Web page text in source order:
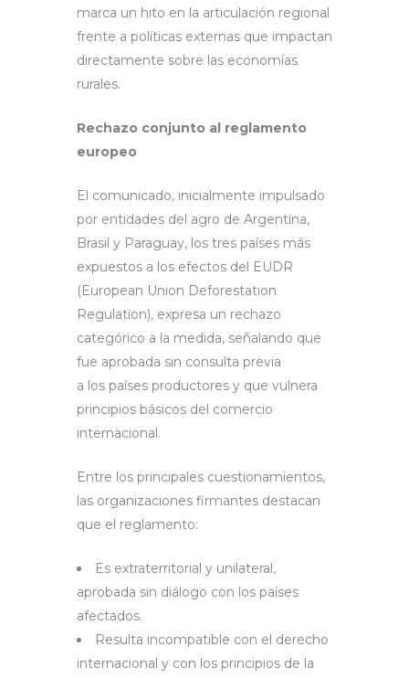
marca un hito en la articulación regional
frente a políticas externas que impactan
directamente sobre las economías
rurales.
Rechazo conjunto al reglamento
europeo
El comunicado, inicialmente impulsado
por entidades del agro de Argentina,
Brasil y Paraguay, los tres países más
expuestos a los efectos del EUDR
(European Union Deforestation
Regulation), expresa un rechazo
categórico a la medida, señalando que
fue aprobada sin consulta previa
a los países productores y que vulnera
principios básicos del comercio
internacional.
Entre los principales cuestionamientos,
las organizaciones firmantes destacan
que el reglamento:
Es extraterritorial y unilateral,
aprobada sin diálogo con los países
afectados.
Resulta incompatible con el derecho
internacional y con los principios de la